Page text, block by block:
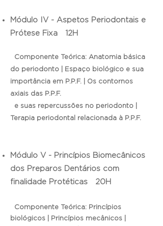
Módulo IV - Aspetos Periodontais e
Prótese Fixa 12H
Componente Teórica: Anatomia básica
do periodonto | Espaço biológico e sua
importância em P.P.F. | Os contornos
axiais das P.P.F.
e suas repercussões no periodonto |
Terapia periodontal relacionada à P.P.F.
Módulo V - Princípios Biomecânicos
dos Preparos Dentários com
finalidade Protéticas 20H
Componente Teórica: Princípios
biológicos | Princípios mecânicos |